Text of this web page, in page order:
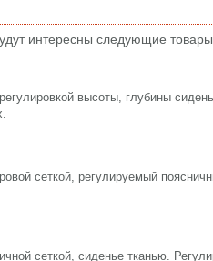
интересны следующие
высоты, глубины
сеткой, регулируемый
сеткой, сиденье тканью.